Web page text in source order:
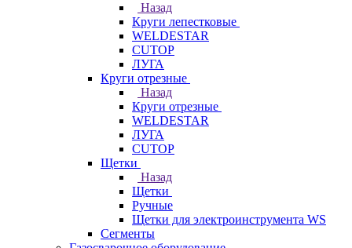
Назад
Круги лепестковые
WELDESTAR
CUTOP
ЛУГА
Круги отрезные
Назад
Круги отрезные
WELDESTAR
ЛУГА
CUTOP
Щетки
Назад
Щетки
Ручные
Щетки для электроинструмента WS
Сегменты